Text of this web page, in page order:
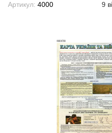
Артикул: 4000 9